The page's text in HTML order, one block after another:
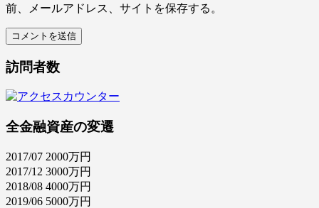
前、メールアドレス、サイトを保存する。
訪問者数
全金融資産の変遷
2017/07 2000万円
2017/12 3000万円
2018/08 4000万円
2019/06 5000万円